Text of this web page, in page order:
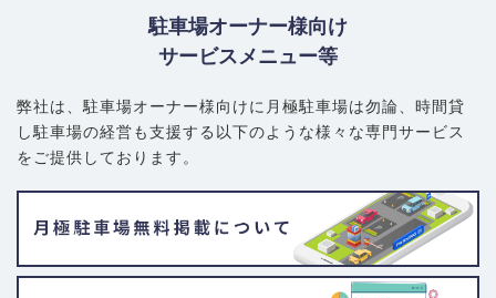
駐車場オーナー様向け
サービスメニュー等
弊社は、駐車場オーナー様向けに月極駐車場は勿論、 時間貸
し駐車場の経営も支援する以下のような様々な専門サービス
をご提供しております。